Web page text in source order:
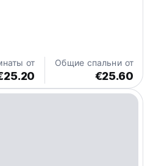
Bringing
and community under one
от Общие спальни от
€25.60